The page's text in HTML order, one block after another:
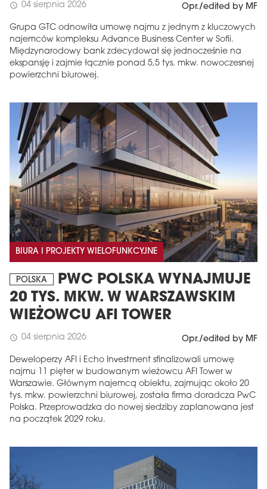
schedule 04 sierpnia 2026 Opr./edited by MF
Grupa GTC odnowiła umowę najmu z jednym z kluczowych
najemców kompleksu Advance Business Center w Sofii.
Międzynarodowy bank zdecydował się jednocześnie na
ekspansję i zajmie łącznie ponad 5,5 tys. mkw. nowoczesnej
powierzchni biurowej.
BIURA I PROJEKTY WIELOFUNKCYJNE
POLSKA
PWC POLSKA WYNAJMUJE
20 TYS. MKW. W WARSZAWSKIM
WIEŻOWCU AFI TOWER
schedule 04 sierpnia 2026 Opr./edited by MF
Deweloperzy AFI i Echo Investment sfinalizowali umowę
najmu 11 pięter w budowanym wieżowcu AFI Tower w
Warszawie. Głównym najemcą obiektu, zajmując około 20
tys. mkw. powierzchni biurowej, została firma doradcza PwC
Polska. Przeprowadzka do nowej siedziby zaplanowana jest
na początek 2029 roku.